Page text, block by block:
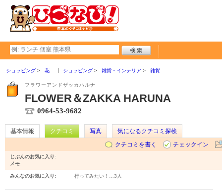
ショッピング 花 ショッピング 雑貨・インテリア 雑貨
フラワーアンドザッカハルナ
FLOWER＆ZAKKA HARUNA
0964-53-9682
基本情報 クチコミ 写真
気になるクチコミ探検
クチコミを書く
チェックイン
じぶんのお気に入り:
メモ:
みんなのお気に入り: 行ってみたい！… 3人